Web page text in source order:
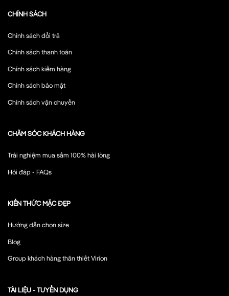
CHÍNH SÁCH
Chính sách đổi trả
Chính sách thanh toán
Chính sách kiểm hàng
Chính sách bảo mật
Chính sách vận chuyển
CHĂM SÓC KHÁCH HÀNG
Trải nghiệm mua sắm 100% hài lòng
Hỏi đáp - FAQs
KIẾN THỨC MẶC ĐẸP
Hướng dẫn chọn size
Blog
Group khách hàng thân thiết Virion
TÀI LIỆU - TUYỂN DỤNG